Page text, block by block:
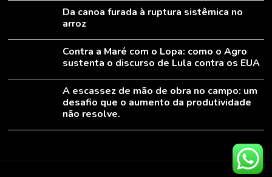
Da canoa furada à ruptura sistêmica no
arroz
Contra a Maré com o Lopa: como o Agro
sustenta o discurso de Lula contra os EUA
A escassez de mão de obra no campo: um
desafio que o aumento da produtividade
não resolve.